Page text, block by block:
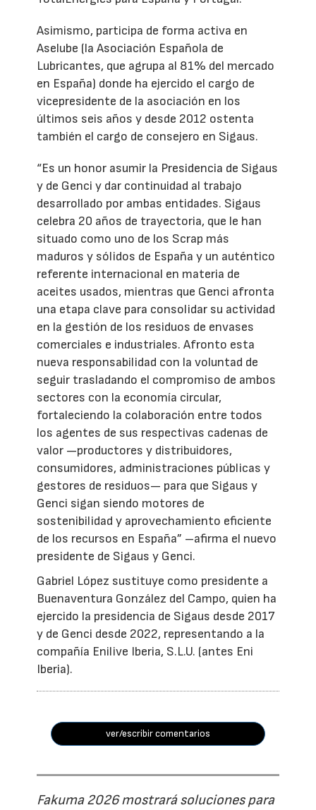
Asimismo, participa de forma activa en
Aselube (la Asociación Española de
Lubricantes, que agrupa al 81% del mercado
en España) donde ha ejercido el cargo de
vicepresidente de la asociación en los
últimos seis años y desde 2012 ostenta
también el cargo de consejero en Sigaus.
“Es un honor asumir la Presidencia de Sigaus
y de Genci y dar continuidad al trabajo
desarrollado por ambas entidades. Sigaus
celebra 20 años de trayectoria, que le han
situado como uno de los Scrap más
maduros y sólidos de España y un auténtico
referente internacional en materia de
aceites usados, mientras que Genci afronta
una etapa clave para consolidar su actividad
en la gestión de los residuos de envases
comerciales e industriales. Afronto esta
nueva responsabilidad con la voluntad de
seguir trasladando el compromiso de ambos
sectores con la economía circular,
fortaleciendo la colaboración entre todos
los agentes de sus respectivas cadenas de
valor —productores y distribuidores,
consumidores, administraciones públicas y
gestores de residuos— para que Sigaus y
Genci sigan siendo motores de
sostenibilidad y aprovechamiento eficiente
de los recursos en España” –afirma el nuevo
presidente de Sigaus y Genci.
Gabriel López sustituye como presidente a
Buenaventura González del Campo, quien ha
ejercido la presidencia de Sigaus desde 2017
y de Genci desde 2022, representando a la
compañía Enilive Iberia, S.L.U. (antes Eni
Iberia).
ver/escribir comentarios
Fakuma 2026 mostrará soluciones para